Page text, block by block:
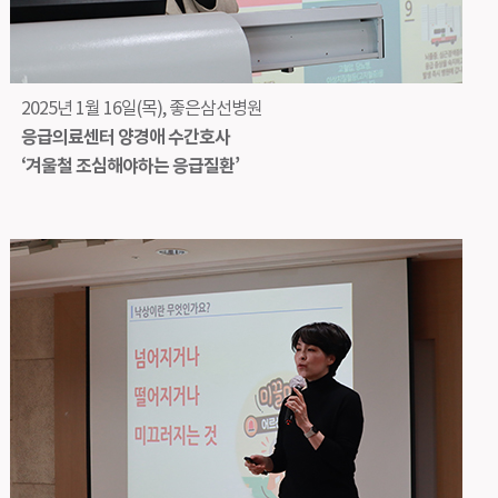
2025년 1월 16일(목), 좋은삼선병원
응급의료센터 양경애 수간호사
‘겨울철 조심해야하는 응급질환’